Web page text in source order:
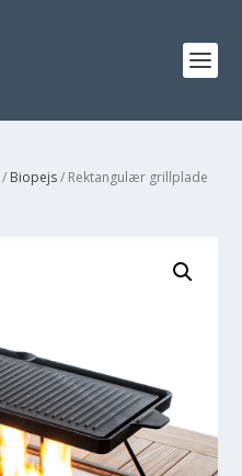
/ Biopejs/ Rektangulær grillplade